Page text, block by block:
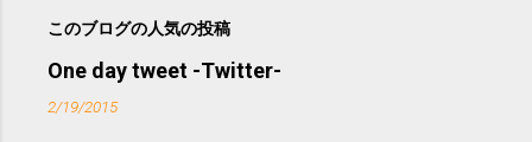
このブログの人気の投稿
One day tweet -Twitter-
2/19/2015